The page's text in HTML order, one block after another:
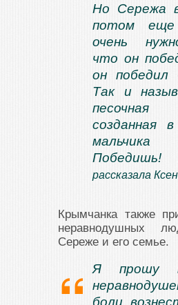
Но Сережа
потом
очень
что он
он
Так и
песочная
созданная
Победишь!
рассказала
Крымчанка также
неравнодушных
Сереже и его семье.
Я прошу
боли,